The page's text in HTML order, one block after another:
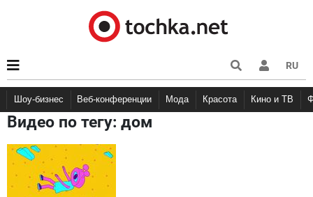
RU
Шоу-бизнес Веб-конференции Мода Красота Кино и ТВ
Видео по тегу: дом